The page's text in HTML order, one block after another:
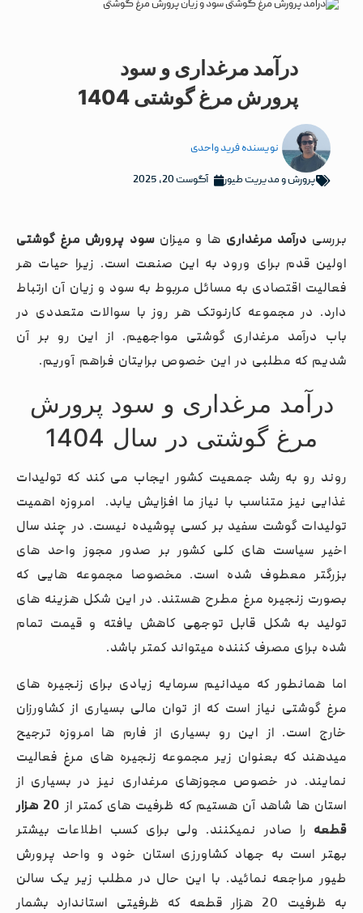
درآمد مرغداری و سود
پرورش مرغ گوشتی 1404
نویسندهفرید واحدی
پرورش و مدیریت طیور آگوست 20, 2025
بررسی درآمد مرغداری ها و میزان سود پرورش مرغ گوشتی
اولین قدم برای ورود به این صنعت است. زیرا حیات هر
فعالیت اقتصادی به مسائل مربوط به سود و زیان آن ارتباط
دارد. در مجموعه کارنوتک هر روز با سوالات متعددی در
باب درآمد مرغداری گوشتی مواجهیم. از این رو بر آن
شدیم که مطلبی در این خصوص برایتان فراهم آوریم.
درآمد مرغداری و سود پرورش
مرغ گوشتی در سال 1404
روند رو به رشد جمعیت کشور ایجاب می کند که تولیدات
غذایی نیز متناسب با نیاز ما افزایش یابد. امروزه اهمیت
تولیدات گوشت سفید بر کسی پوشیده نیست. در چند سال
اخیر سیاست های کلی کشور بر صدور مجوز واحد های
بزرگتر معطوف شده است. مخصوصا مجموعه هایی که
بصورت زنجیره مرغ مطرح هستند. در این شکل هزینه های
تولید به شکل قابل توجهی کاهش یافته و قیمت تمام
شده برای مصرف کننده میتواند کمتر باشد.
اما همانطور که میدانیم سرمایه زیادی برای زنجیره های
مرغ گوشتی نیاز است که از توان مالی بسیاری از کشاورزان
خارج است. از این رو بسیاری از فارم ها امروزه ترجیح
میدهند که بعنوان زیر مجموعه زنجیره های مرغ فعالیت
نمایند. در خصوص مجوزهای مرغداری نیز در بسیاری از
استان ها شاهد آن هستیم که ظرفیت های کمتر از
20 هزار
قطعه را صادر نمیکنند. ولی برای کسب اطلاعات بیشتر
بهتر است به جهاد کشاورزی استان خود و واحد پرورش
طیور مراجعه نمائید. با این حال در مطلب زیر یک سالن
به ظرفیت 20 هزار قطعه که ظرفیتی استاندارد بشمار